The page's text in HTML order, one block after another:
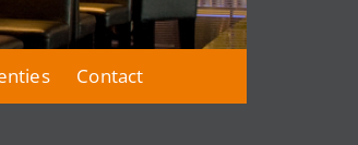
Contact